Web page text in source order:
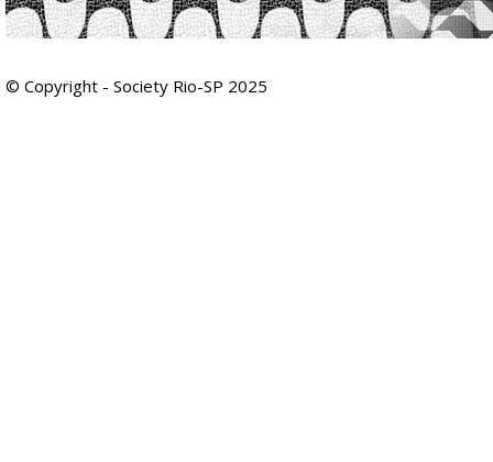
© Copyright - Society Rio-SP 2025